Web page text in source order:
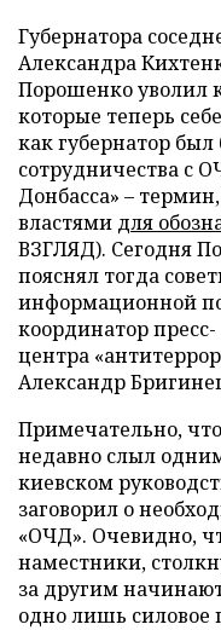
Губернатора
Александра
Порошенко уволил
которые теперь
как губернатор
сотрудничества с
Донбасса» –
властями для
ВЗГЛЯД). Сегодня
пояснял тогда
информационной
координатор пресс-
центра
Александр
Примечательно,
недавно слыл
киевском
заговорил о
«ОЧД». Очевидно,
наместники,
за другим
одно лишь силовое